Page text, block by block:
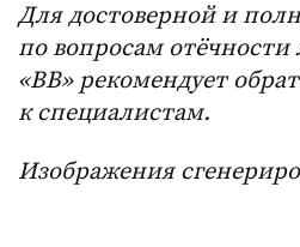
Для достоверной и
по вопросам отёчности
«ВВ» рекомендует
к специалистам.
Изображения